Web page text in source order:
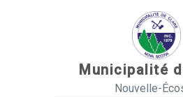
Municipalité
Nouvelle-